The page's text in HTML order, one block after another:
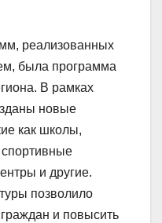
реализованных
была программа
В рамках
новые
как школы,
и другие.
позволило
и повысить